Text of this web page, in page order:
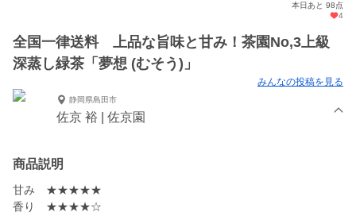
本日あと 98点
4
全国一律送料 上品な旨味と甘み！茶園No,3上級
深蒸し緑茶「夢想 (むそう)」
みんなの投稿を見る
静岡県島田市
佐京 裕 | 佐京園
商品説明
甘み ★★★★★
香り ★★★★☆